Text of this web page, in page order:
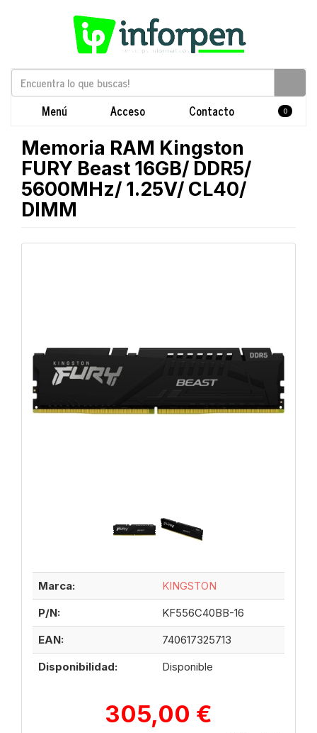
Menú Acceso Contacto 0
Memoria RAM Kingston
FURY Beast 16GB/ DDR5/
5600MHz/ 1.25V/ CL40/
DIMM
Marca:
KINGSTON
P/N:
KF556C40BB-16
EAN:
740617325713
Disponibilidad:
Disponible
305,00 €